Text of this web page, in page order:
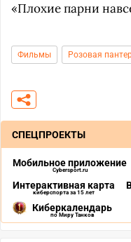
«Плохие парни
Фильмы Розовая
СПЕЦПРОЕКТЫ
Мобильное приложение
Cybersport.ru
Интерактивная карта
киберспорта за 15 лет
Киберкалендарь
по Миру Танков